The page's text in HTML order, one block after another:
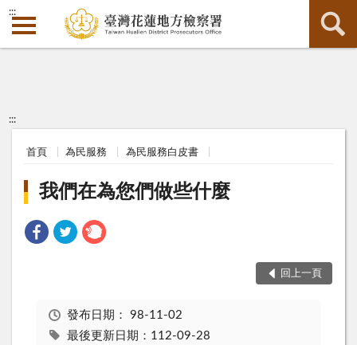
:::
:::
首頁 為民服務 為民服務白皮書
我們在為您們做些什麼
回上一頁
發布日期： 98-11-02
最後更新日期：112-09-28